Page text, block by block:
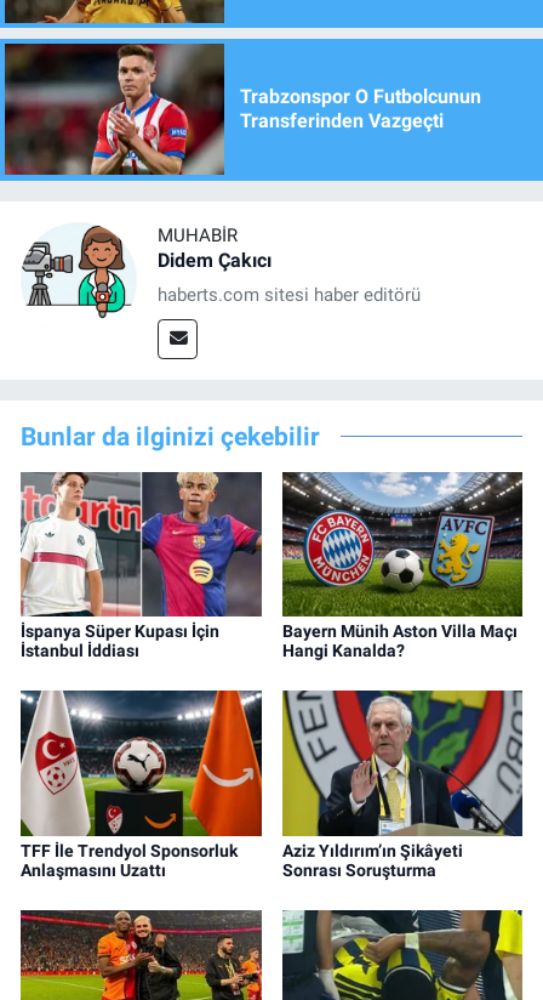
Trabzonspor O Futbolcunun
Transferinden Vazgeçti
MUHABIR
Didem Çakıcı
haberts.com sitesi haber editörü
Bunlar da ilginizi çekebilir
İspanya Süper Kupası İçin
İstanbul İddiası
Bayern Münih Aston Villa Maçı
Hangi Kanalda?
TFF İle Trendyol Sponsorluk
Anlaşmasını Uzattı
Aziz Yıldırım’ın Şikâyeti
Sonrası Soruşturma